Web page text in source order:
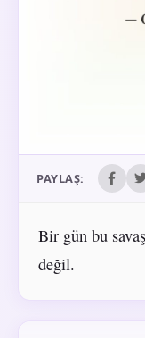
PAYLAŞ:
Bir gün bu
değil.